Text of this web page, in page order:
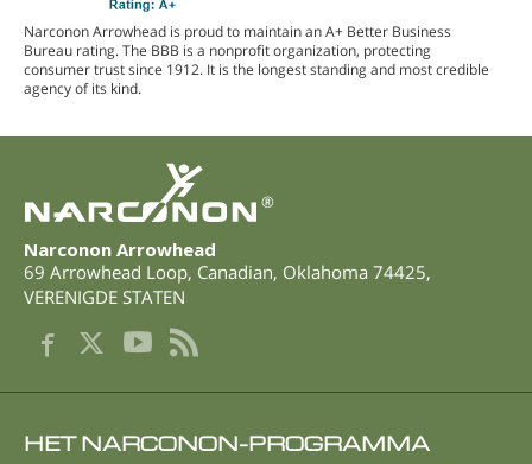
Narconon Arrowhead is proud to maintain an A+ Better Business
Bureau rating. The BBB is a nonprofit organization, protecting
consumer trust since 1912. It is the longest standing and most credible
agency of its kind.
®
Narconon Arrowhead
69 Arrowhead Loop, Canadian, Oklahoma 74425,
VERENIGDE STATEN
HET NARCONON-PROGRAMMA